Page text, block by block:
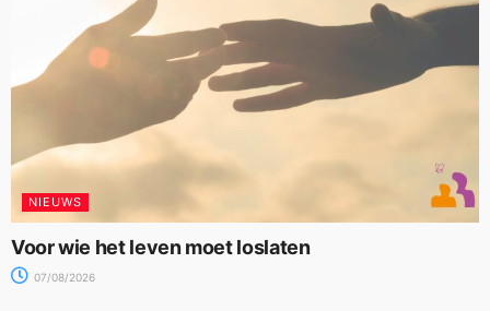
NIEUWS
Voor wie het leven moet loslaten
07/08/2026